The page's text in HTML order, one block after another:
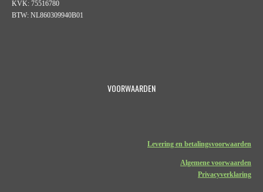
KVK: 75516780
BTW: NL860309940B01
VOORWAARDEN
Levering en betalingsvoorwaarden
Algemene voorwaarden
Privacyverklaring